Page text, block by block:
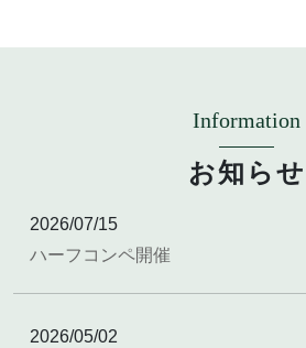
Information
お知らせ
2026/07/15
ハーフコンペ開催
2026/05/02